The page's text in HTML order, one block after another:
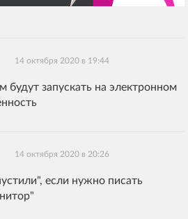
14 октября 2020 в 19:44
будут запускать на электронном
14 октября 2020 в 20:26
если нужно писать